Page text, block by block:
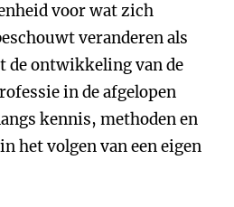
voor wat zich
veranderen als
de ontwikkeling van de
in de afgelopen
kennis, methoden en
het volgen van een eigen